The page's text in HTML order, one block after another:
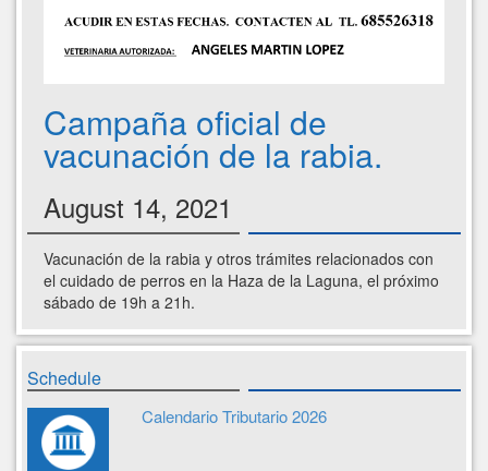
Campaña oficial de
vacunación de la rabia.
August 14, 2021
Vacunación de la rabia y otros trámites relacionados con
el cuidado de perros en la Haza de la Laguna, el próximo
sábado de 19h a 21h.
Schedule
Calendario Tributario 2026